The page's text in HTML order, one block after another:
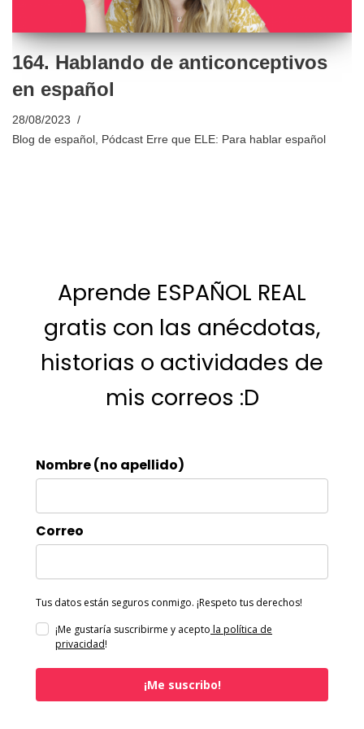
164. Hablando de anticonceptivos
en español
28/08/2023
Blog de español , Pódcast Erre que ELE: Para hablar español
Aprende ESPAÑOL REAL
gratis con las anécdotas,
historias o actividades de
mis correos :D
Nombre (no apellido)
Correo
Tus datos están seguros conmigo. ¡Respeto tus derechos!
¡Me gustaría suscribirme y acepto la política de
privacidad!
¡Me suscribo!